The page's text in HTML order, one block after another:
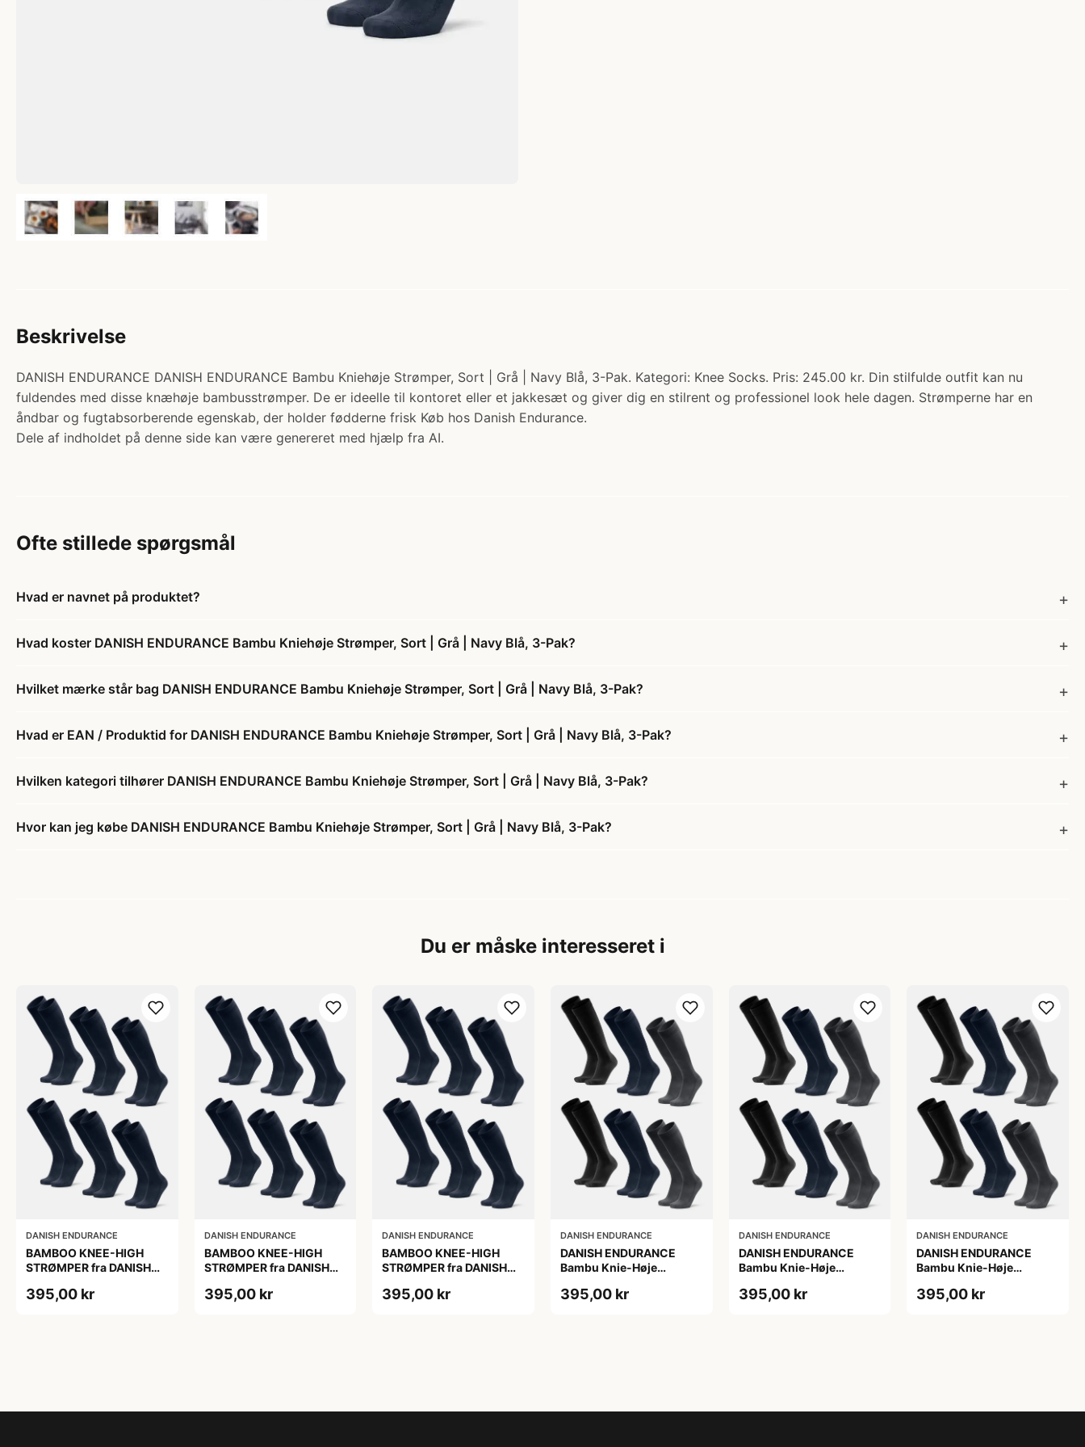
Beskrivelse
DANISH ENDURANCE DANISH ENDURANCE Bambu Kniehøje Strømper, Sort | Grå | Navy Blå, 3-Pak. Kategori: Knee Socks. Pris: 245.00 kr. Din stilfulde outfit kan nu
fuldendes med disse knæhøje bambusstrømper. De er ideelle til kontoret eller et jakkesæt og giver dig en stilrent og professionel look hele dagen. Strømperne har en
åndbar og fugtabsorberende egenskab, der holder fødderne frisk Køb hos Danish Endurance.
Dele af indholdet på denne side kan være genereret med hjælp fra AI.
Ofte stillede spørgsmål
Hvad er navnet på produktet?
Hvad koster DANISH ENDURANCE Bambu Kniehøje Strømper, Sort | Grå | Navy Blå, 3-Pak?
Hvilket mærke står bag DANISH ENDURANCE Bambu Kniehøje Strømper, Sort | Grå | Navy Blå, 3-Pak?
Hvad er EAN / Produktid for DANISH ENDURANCE Bambu Kniehøje Strømper, Sort | Grå | Navy Blå, 3-Pak?
Hvilken kategori tilhører DANISH ENDURANCE Bambu Kniehøje Strømper, Sort | Grå | Navy Blå, 3-Pak?
Hvor kan jeg købe DANISH ENDURANCE Bambu Kniehøje Strømper, Sort | Grå | Navy Blå, 3-Pak?
Du er måske interesseret i
DANISH ENDURANCE
BAMBOO KNEE-HIGH
STRØMPER fra DANISH
6-Pak, Knæhøj, Bambus,
395,00 kr
DANISH ENDURANCE
BAMBOO KNEE-HIGH
STRØMPER fra DANISH
6-Pak, Knæhøj, Bambus,
395,00 kr
DANISH ENDURANCE
BAMBOO KNEE-HIGH
STRØMPER fra DANISH
6-Pak, Knæhøj, Bambus,
395,00 kr
DANISH ENDURANCE
DANISH ENDURANCE
Bambu Knie-Høje
Navy Blå, 6-Pak
395,00 kr
DANISH ENDURANCE
DANISH ENDURANCE
Bambu Knie-Høje
Navy Blå, 6-Pak
395,00 kr
DANISH ENDURANCE
DANISH ENDURANCE
Bambu Knie-Høje
Navy Blå, 6-Pak
395,00 kr